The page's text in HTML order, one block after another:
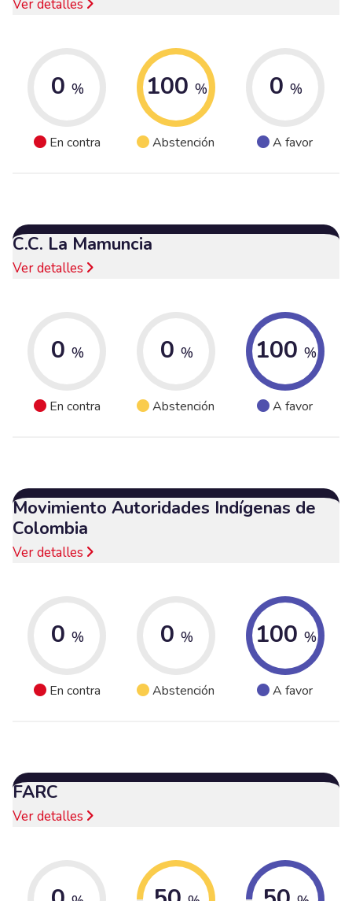
Ver detalles
0 %
En contra
100 %
Abstención
0 %
A favor
C.C. La Mamuncia
Ver detalles
0 %
En contra
0 %
Abstención
100 %
A favor
Movimiento Autoridades Indígenas de
Colombia
Ver detalles
0 %
En contra
0 %
Abstención
100 %
A favor
FARC
Ver detalles